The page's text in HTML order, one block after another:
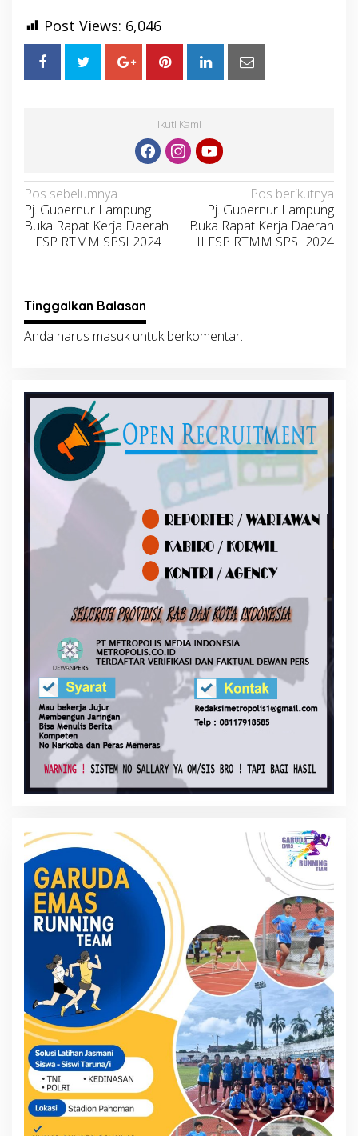
Post Views: 6,046
Ikuti Kami
Navigasi
pos
Pos sebelumnya
Pj. Gubernur Lampung
Buka Rapat Kerja Daerah
II FSP RTMM SPSI 2024
Pos berikutnya
Pj. Gubernur Lampung
Buka Rapat Kerja Daerah
II FSP RTMM SPSI 2024
Tinggalkan Balasan
Anda harus masukuntuk berkomentar.